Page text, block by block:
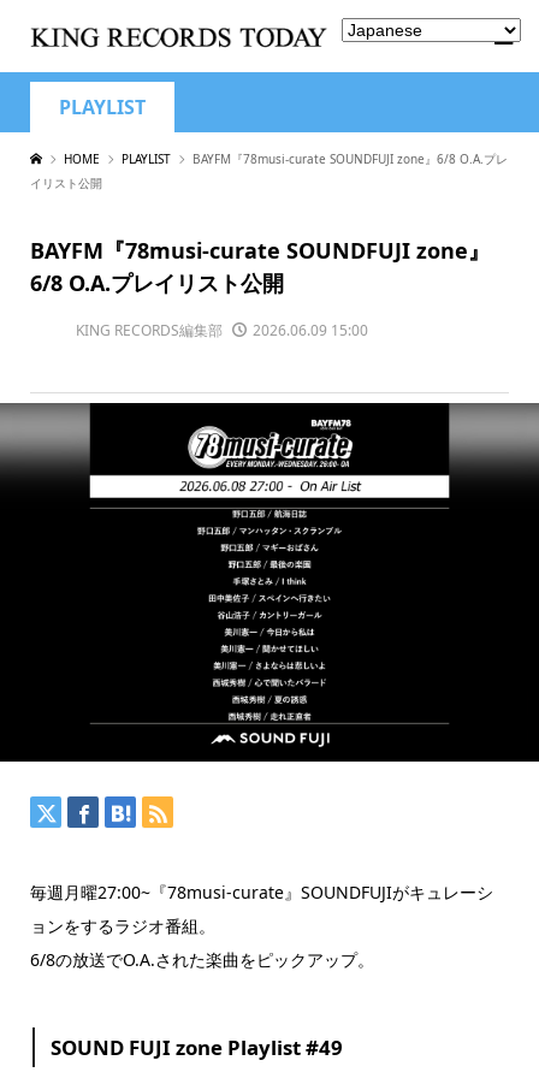
PLAYLIST
HOME PLAYLIST
BAYFM『78musi-curate SOUNDFUJI zone』6/8 O.A.プレ
イリスト公開
BAYFM『78musi-curate SOUNDFUJI zone』
6/8 O.A.プレイリスト公開
KING RECORDS編集部 2026.06.09 15:00
毎週月曜27:00~『78musi-curate』SOUNDFUJIがキュレーシ
ョンをするラジオ番組。
6/8の放送でO.A.された楽曲をピックアップ。
SOUND FUJI zone Playlist #49